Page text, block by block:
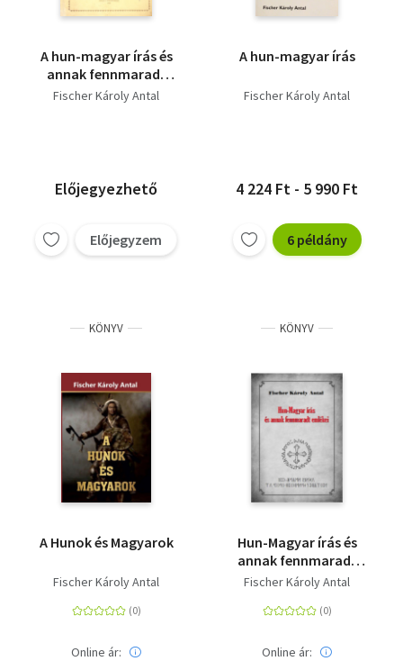
A hun-magyar írás és
annak fennmaradt
emlékei (reprint)
Fischer Károly Antal
Előjegyezhető
Előjegyzem
A hun-magyar írás
Fischer Károly Antal
4 224 Ft - 5 990 Ft
6 példány
KÖNYV
A Hunok és Magyarok
Fischer Károly Antal
Online ár:
KÖNYV
Hun-Magyar írás és
annak fennmaradt
emlékei
Fischer Károly Antal
Online ár: